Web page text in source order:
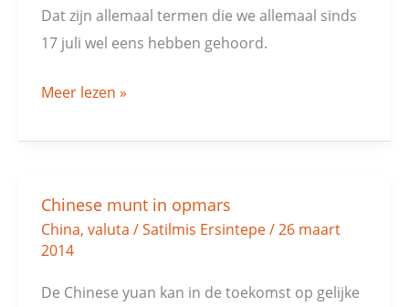
Dat zijn allemaal termen die we allemaal sinds
17 juli wel eens hebben gehoord.
Meer lezen »
Chinese munt in opmars
China, valuta /Satilmis Ersintepe/26 maart
2014
De Chinese yuan kan in de toekomst op gelijke
Chinese
munt
in
opmars